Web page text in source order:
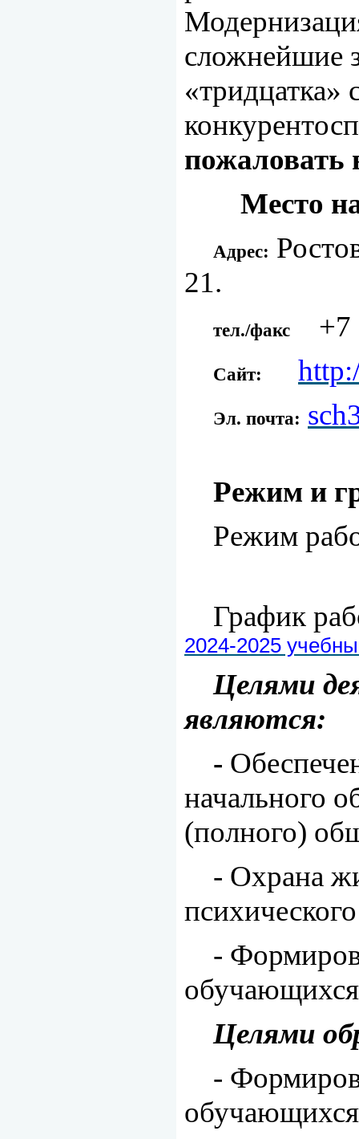
сложнейшие
Место
Адрес:
21.
тел./факс +7
Сайт:
Эл. почта: sch
Режим и
Режим
График
2024-2025
Целями
являются:
-
начального
(полного)
- Охрана
-
Целями
-